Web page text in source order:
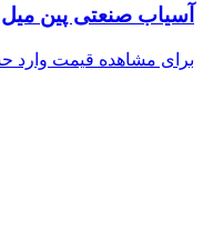
آسیاب صنعتی پین میل TS-6200
برای مشاهده قیمت وارد